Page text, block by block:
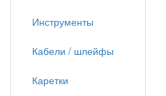
Инструменты
Кабели / шлейфы
Каретки